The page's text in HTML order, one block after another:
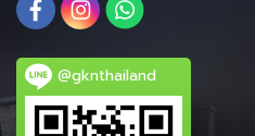
@gknthailand